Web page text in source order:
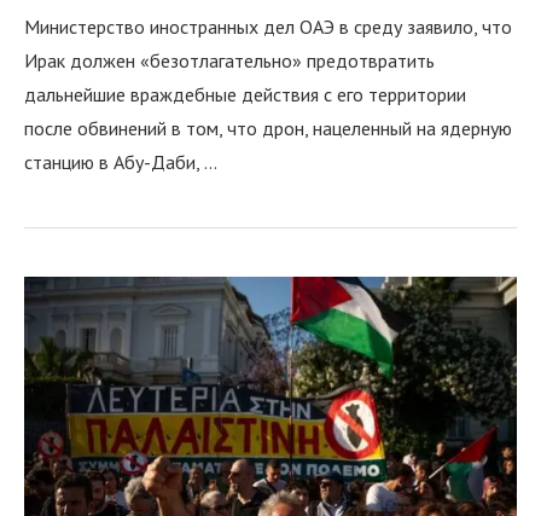
Министерство иностранных дел ОАЭ в среду заявило, что
Ирак должен «безотлагательно» предотвратить
дальнейшие враждебные действия с его территории
после обвинений в том, что дрон, нацеленный на ядерную
станцию в Абу-Даби, …